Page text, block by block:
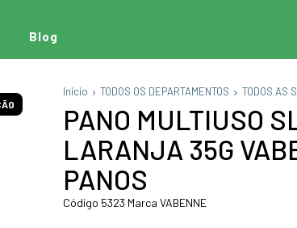
Blog
Início TODOS OS DEPARTAMENTOS TODOS AS
PANO MULTIUSO
LARANJA 35G
PANOS
Código 5323 Marca VABENNE